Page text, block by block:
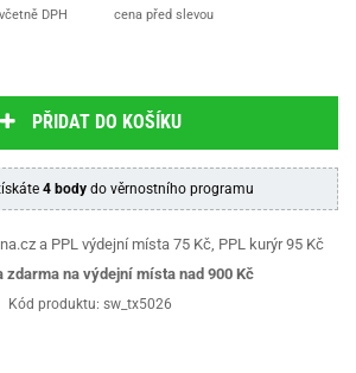
DPH cena před slevou
PŘIDAT DO KOŠÍKU
4 bodydo věrnostního programu
a PPL výdejní místa 75 Kč, PPL kurýr 95 Kč
zdarma na výdejní místa nad 900 Kč
Kód produktu: sw_tx5026